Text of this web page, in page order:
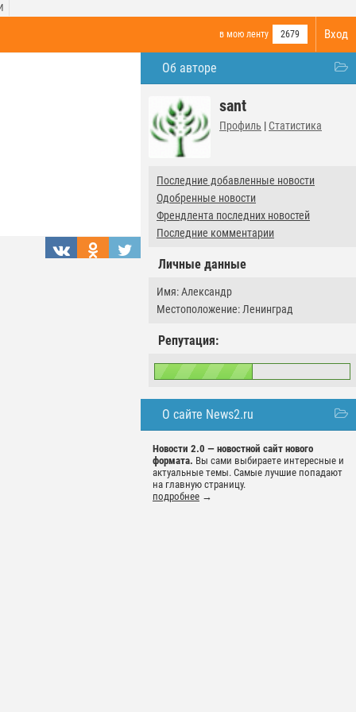
Вход
в мою ленту 2679
Об авторе
sant
Профиль | Статистика
Последние добавленные новости
Одобренные новости
Френдлента последних новостей
Последние комментарии
Личные данные
Имя: Александр
Местоположение: Ленинград
Репутация:
О сайте News2.ru
Новости 2.0 — новостной сайт нового
формата. Вы сами выбираете интересные и
актуальные темы. Самые лучшие попадают
на главную страницу.
подробнее →